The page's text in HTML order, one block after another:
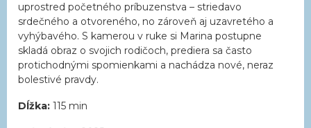
uprostred početného príbuzenstva – striedavo
srdečného a otvoreného, no zároveň aj uzavretého a
vyhýbavého. S kamerou v ruke si Marina postupne
skladá obraz o svojich rodičoch, prediera sa často
protichodnými spomienkami a nachádza nové, neraz
bolestivé pravdy.
Dĺžka: 115 min